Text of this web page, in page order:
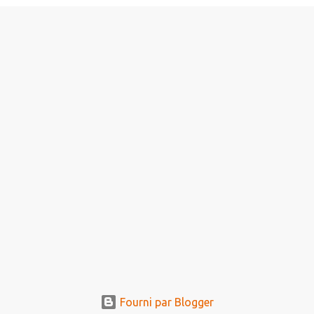
Fourni par Blogger